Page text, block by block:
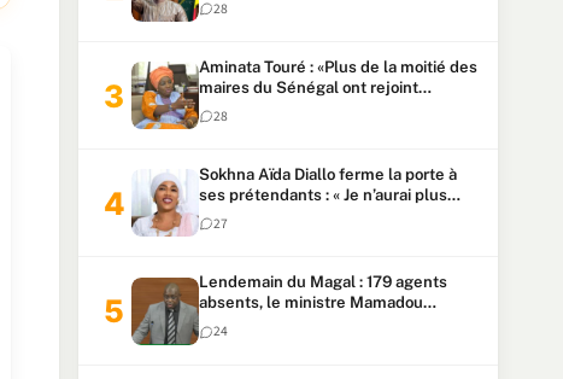
28
Aminata Touré : «Plus de la moitié des
maires du Sénégal ont rejoint
Kiiraay»
28
Sokhna Aïda Diallo ferme la porte à
ses prétendants : « Je n’aurai plus
jamais un autre mari »
27
Lendemain du Magal : 179 agents
absents, le ministre Mamadou
Lamine Dianté exige des explications
24